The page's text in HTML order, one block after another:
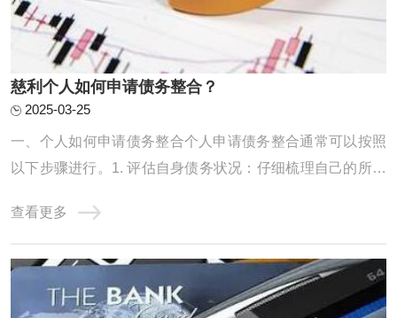
慈利个人如何申请债务整合？
2025-03-25
一、个人如何申请债务整合个人申请债务整合通常可以按照
以下步骤进行。1. 评估自身债务状况：仔细梳理自己的所有
还款期限等信息，以便制定合理的整合计划。2. 寻找合适的
债务整合机构或方式：可以通过咨询金融机构、网上搜索等
方式，了解不同的债务整合途径，如债务协 ...
查看更多